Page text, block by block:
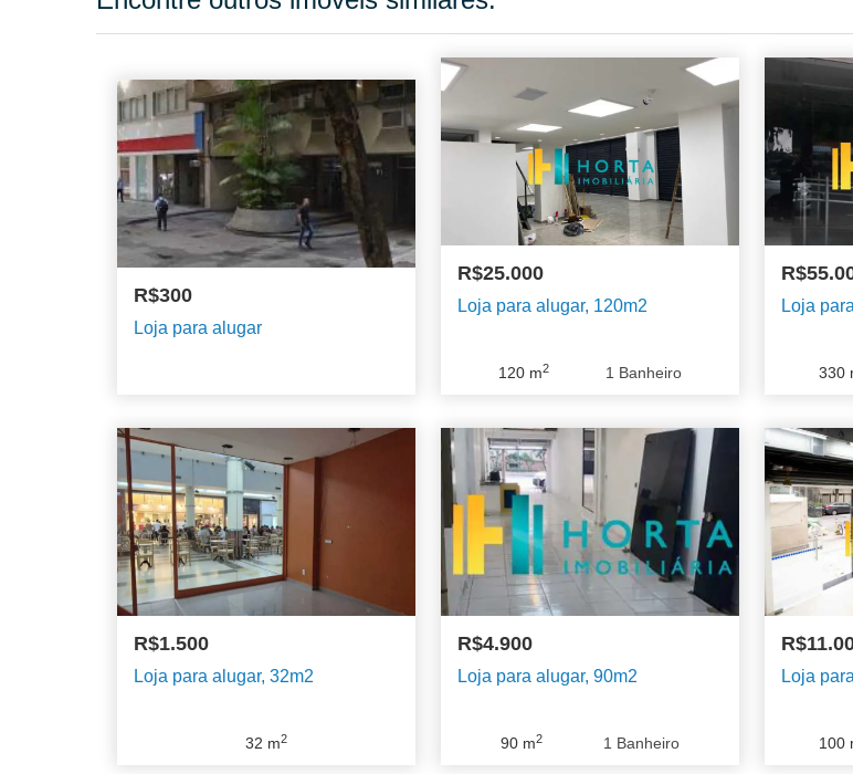
R$300
Loja para alugar
R$25.000
Loja para alugar, 120m2
120m2 1 Banheiro
Loja
330
R$1.500
Loja para alugar, 32m2
32 m2
R$4.900
Loja para alugar, 90m2
90 m2 1 Banheiro
Loja
100
Barra da Tijuca Centro